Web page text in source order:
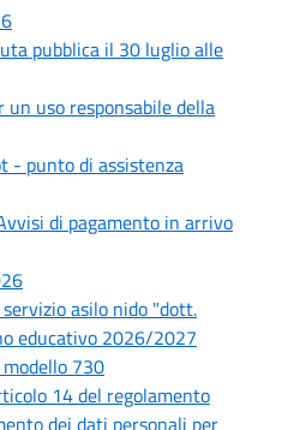
pubblica il 30 luglio alle
uso responsabile della
- punto di assistenza
di pagamento in arrivo
asilo nido "dott.
educativo 2026/2027
730
14 del regolamento
dei dati personali per